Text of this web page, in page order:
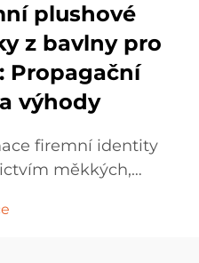
plushové
z bavlny pro
Propagační
výhody
firemní identity
měkkých,